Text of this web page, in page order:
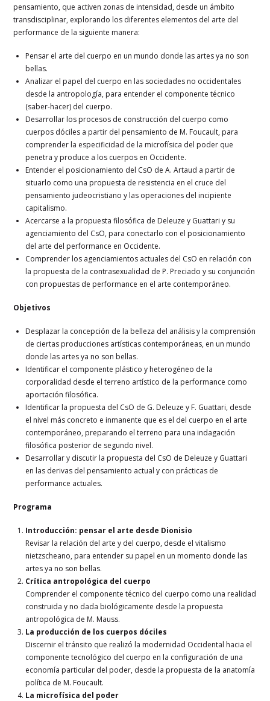
pensamiento, que activen zonas de intensidad, desde un ámbito
transdisciplinar, explorando los diferentes elementos del arte del
performance de la siguiente manera:
Pensar el arte del cuerpo en un mundo donde las artes ya no son
bellas.
Analizar el papel del cuerpo en las sociedades no occidentales
desde la antropología, para entender el componente técnico
(saber-hacer) del cuerpo.
Desarrollar los procesos de construcción del cuerpo como
cuerpos dóciles a partir del pensamiento de M. Foucault, para
comprender la especificidad de la microfísica del poder que
penetra y produce a los cuerpos en Occidente.
Entender el posicionamiento del CsO de A. Artaud a partir de
situarlo como una propuesta de resistencia en el cruce del
pensamiento judeocristiano y las operaciones del incipiente
capitalismo.
Acercarse a la propuesta filosófica de Deleuze y Guattari y su
agenciamiento del CsO, para conectarlo con el posicionamiento
del arte del performance en Occidente.
Comprender los agenciamientos actuales del CsO en relación con
la propuesta de la contrasexualidad de P. Preciado y su conjunción
con propuestas de performance en el arte contemporáneo.
Objetivos
Desplazar la concepción de la belleza del análisis y la comprensión
de ciertas producciones artísticas contemporáneas, en un mundo
donde las artes ya no son bellas.
Identificar el componente plástico y heterogéneo de la
corporalidad desde el terreno artístico de la performance como
aportación filosófica.
Identificar la propuesta del CsO de G. Deleuze y F. Guattari, desde
el nivel más concreto e inmanente que es el del cuerpo en el arte
contemporáneo, preparando el terreno para una indagación
filosófica posterior de segundo nivel.
Desarrollar y discutir la propuesta del CsO de Deleuze y Guattari
en las derivas del pensamiento actual y con prácticas de
performance actuales.
Programa
Introducción: pensar el arte desde Dionisio
Revisar la relación del arte y del cuerpo, desde el vitalismo
nietzscheano, para entender su papel en un momento donde las
artes ya no son bellas.
Crítica antropológica del cuerpo
Comprender el componente técnico del cuerpo como una realidad
construida y no dada biológicamente desde la propuesta
antropológica de M. Mauss.
La producción de los cuerpos dóciles
Discernir el tránsito que realizó la modernidad Occidental hacia el
componente tecnológico del cuerpo en la configuración de una
economía particular del poder, desde la propuesta de la anatomía
política de M. Foucault.
La microfísica del poder